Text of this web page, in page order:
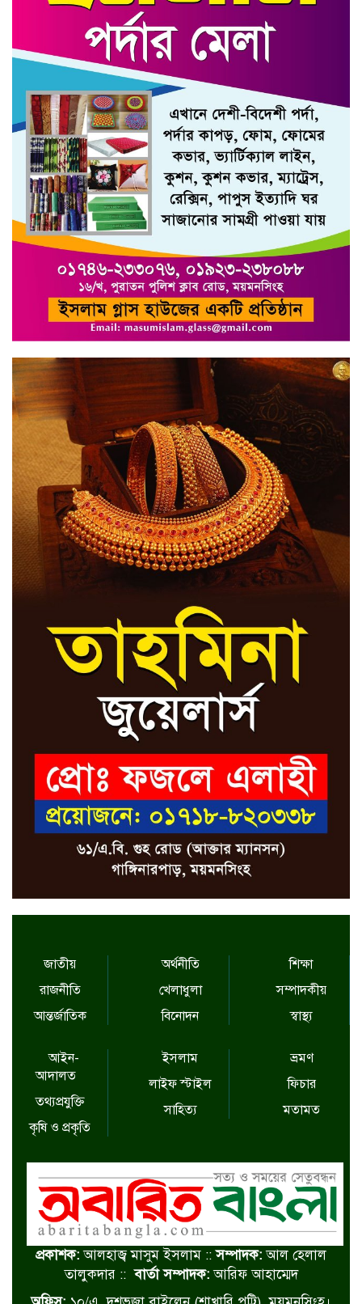
জাতীয়
রাজনীতি
আন্তর্জাতিক
অর্থনীতি
খেলাধুলা
বিনোদন
শিক্ষা
সম্পাদকীয়
স্বাস্থ্য
আইন-
আদালত
তথ্যপ্রযুক্তি
কৃষি ও প্রকৃতি
ইসলাম
লাইফ স্টাইল
সাহিত্য
ভ্রমণ
ফিচার
মতামত
প্রকাশক:আলহাজ্ব মাসুম ইসলাম ::সম্পাদক:আল হেলাল
তালুকদার ::বার্তা সম্পাদক:আরিফ আহাম্মেদ